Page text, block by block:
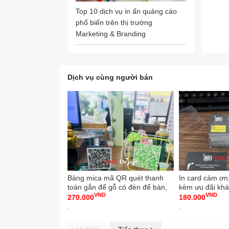
Top 10 dịch vụ in ấn quảng cáo
phổ biến trên thị trường
Marketing & Branding
✅
🏡
📧
🌏
➡️
📱
Dịch vụ cùng người bán
Bảng mica mã QR quét thanh
toán gắn đế gỗ có đèn để bàn,
in UV lên mica trong -
270.000VND
-
In card cảm
kèm ưu đãi
2in1, in thẻ
180.000VND
-